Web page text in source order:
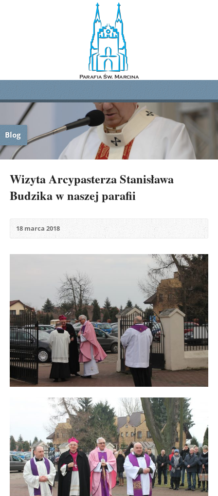
Blog
Wizyta Arcypasterza Stanisława
Budzika w naszej parafii
18 marca 2018